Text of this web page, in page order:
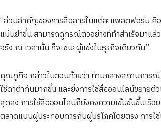
“ส่วนสำคัญของการสื่อสารในแต่ละแพลตฟอร์ม คื
แม่นยำขึ้น สามารถดูกรณีตัวอย่างที่ทำสำเร็จมาแล้
จริง ณ​ เวลานั้น ก็จะชนะผู้แข่งในธุรกิจเดียวกัน” ​
คุณภูกิจ กล่าวในตอนท้ายว่า ท่ามกลางสถานการ
ใช้ดาต้ากันมากขึ้น และยิ่งการใช้สื่อออนไลน์ขยาย
สุดลง การใช้สื่อออนไลน์ก็ยังคงความเข้มข้นขึ้นเรื่
ตลาดแบบผู้ประกอบการกับผู้บริโภคโดยตรง การใ